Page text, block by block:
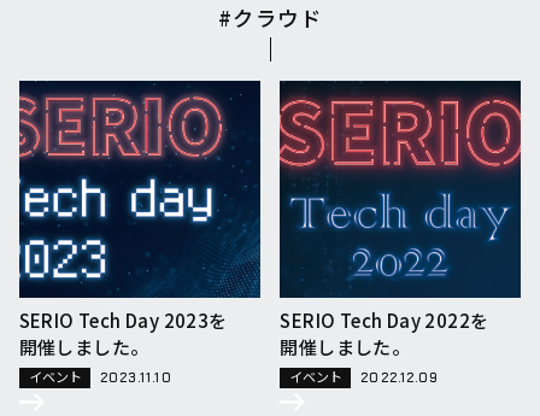
#クラウド
SERIO Tech Day 2023を
開催しました。
イベント 2023.11.10
SERIO Tech Day 2022を
開催しました。
イベント 2022.12.09